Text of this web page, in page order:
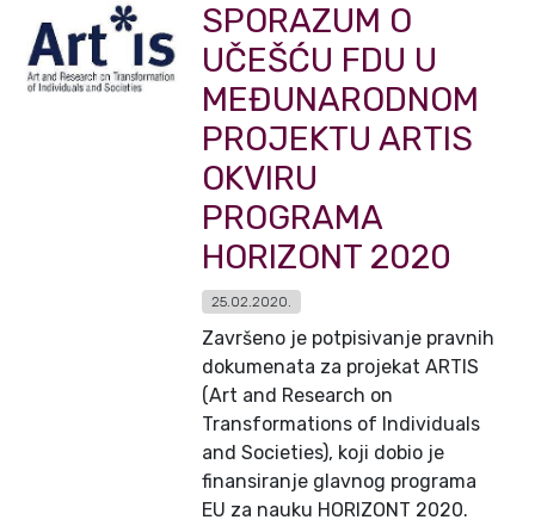
SPORAZUM O
UČEŠĆU FDU U
MEĐUNARODNOM
PROJEKTU ARTIS
OKVIRU
PROGRAMA
HORIZONT 2020
25.02.2020.
Završeno je potpisivanje pravnih
dokumenata za projekat ARTIS
(Art and Research on
Transformations of Individuals
and Societies), koji dobio je
finansiranje glavnog programa
EU za nauku HORIZONT 2020.